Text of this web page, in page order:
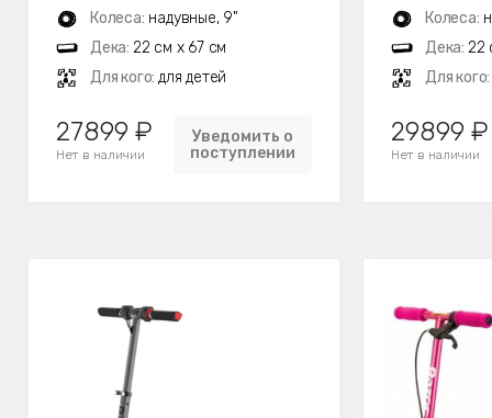
Колеса: надувные, 9"
Дека: 22 см х 67 см
Для кого: для детей
27899 ₽
Нет в наличии
Уведомить о
поступлении
Колеса:
Дека: 22
Для кого:
29899 ₽
Нет в наличии